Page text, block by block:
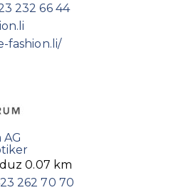
232 66 44
fashion.li/
0.07 km
262 70 70